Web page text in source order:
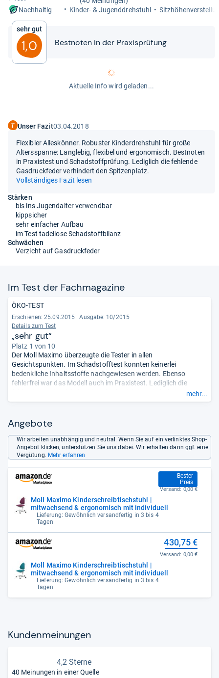
Nachhaltig
Kin­der-​ & Jugend­dreh­stuhl
Sehr gut
1,0 Best­no­ten in der Pra­xis­prü­fung
Aktuelle Info wird geladen...
Unser Fazit03.04.2018
Flexibler Alleskönner. Robuster Kinderdrehstuhl für große
Altersspanne: Langlebig, flexibel und ergonomisch. Bestnoten
in Praxistest und Schadstoffprüfung. Lediglich die fehlende
Gasdruckfeder verhindert den Spitzenplatz.
Vollständiges Fazit lesen
Stärken
bis ins Jugendalter verwendbar
kippsicher
sehr einfacher Aufbau
im Test tadellose Schadstoffbilanz
Schwächen
Verzicht auf Gasdruckfeder
Im Test der Fach­ma­ga­zine
ÖKO-TEST
Erschienen: 25.09.2015
Ausgabe: 10/2015
Details zum Test
„sehr gut“
Platz 1 von 10
Der Moll Maximo überzeugte die Tester in allen
Gesichtspunkten. Im Schadstofftest konnten keinerlei
bedenkliche Inhaltsstoffe nachgewiesen werden. Ebenso
fehlerfrei war das Modell auch im Praxistest. Lediglich die
einzustellen ist, wurde von den Testern als Manko
mehr...
Angebote
Wir arbeiten unabhängig und neutral. Wenn Sie auf ein verlinktes Shop-
Angebot klicken, unterstützen Sie uns dabei. Wir erhalten dann ggf. eine
Vergütung. Mehr erfahren
Moll Maximo Kinderschreibtischstuhl |
mitwachsend & ergonomisch mit individuell
Lieferung: Gewöhnlich versandfertig in 3 bis 4
Tagen
Bester
Preis
394,75 €
Versand: 0,00 €
Moll Maximo Kinderschreibtischstuhl |
mitwachsend & ergonomisch mit individuell
Lieferung: Gewöhnlich versandfertig in 3 bis 4
Tagen
430,75 €
Versand: 0,00 €
Kun­den­mei­nun­gen
4,2 Sterne
40 Meinungen in einer Quelle